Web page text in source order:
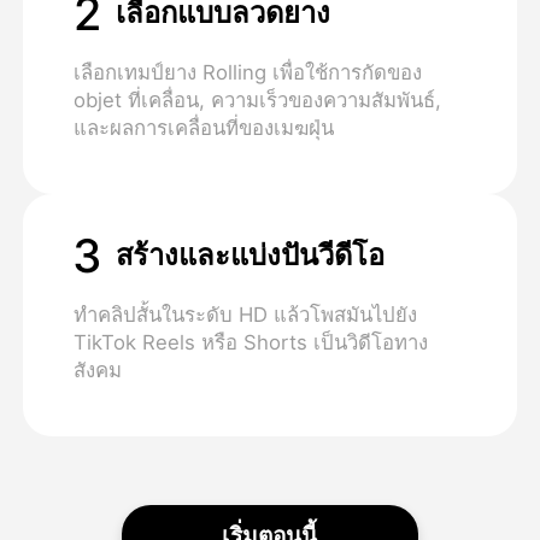
2 เลือกแบบลวดยาง
เลือกเทมป์ยาง Rolling เพื่อใช้การกัดของ
objet ที่เคลื่อน, ความเร็วของความสัมพันธ์,
และผลการเคลื่อนที่ของเมฆฝุ่น
3 สร้างและแบ่งปันวีดีโอ
ทําคลิปสั้นในระดับ HD แล้วโพสมันไปยัง
TikTok Reels หรือ Shorts เป็นวิดีโอทาง
สังคม